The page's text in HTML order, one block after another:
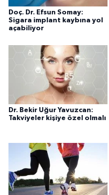
Doç. Dr. Efsun Somay:
Sigara implant kaybına yol
açabiliyor
Dr. Bekir Uğur Yavuzcan:
Takviyeler kişiye özel olmalı